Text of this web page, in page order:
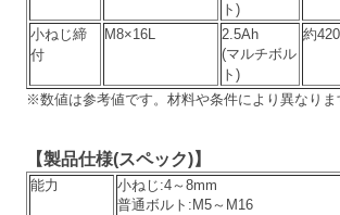
ト)
小ねじ締
付
M8×16L
2.5Ah
(マルチボル
ト)
約
※数値は参考値です。材料や条件により異なりま
【製品仕様(スペック)】
能力
小ねじ:4～8mm
普通ボルト:M5～M16